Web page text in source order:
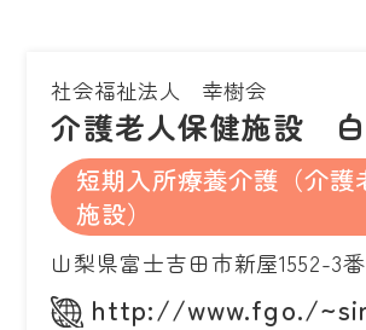
社会福祉法人 幸樹会
介護老人保健施設
短期入所療養介護（介護
施設）
山梨県富士吉田市新屋1552-3
http://www.fgo./